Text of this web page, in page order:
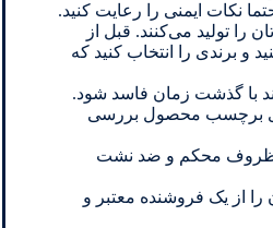
نکات ایمنی را رعایت کنید.
را تولید می‌کنند. قبل از
و برندی را انتخاب کنید که
با گذشت زمان فاسد شود.
برچسب محصول بررسی
ظروف محکم و ضد نشت
را از یک فروشنده معتبر و